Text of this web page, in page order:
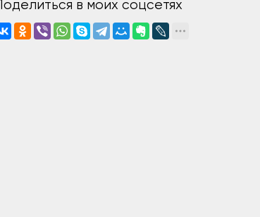
Поделиться в моих соцсетях